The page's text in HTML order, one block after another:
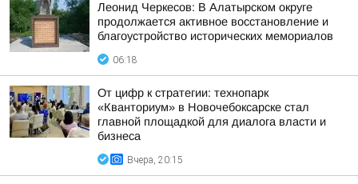
Леонид Черкесов: В Алатырском округе
продолжается активное восстановление и
благоустройство исторических мемориалов
06:18
От цифр к стратегии: технопарк
«Кванториум» в Новочебоксарске стал
главной площадкой для диалога власти и
бизнеса
Вчера, 20:15